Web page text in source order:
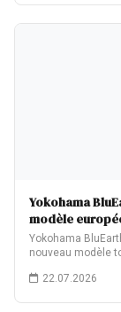
Yokohama
modèle
Yokohama
nouveau modèle
22.07.2026